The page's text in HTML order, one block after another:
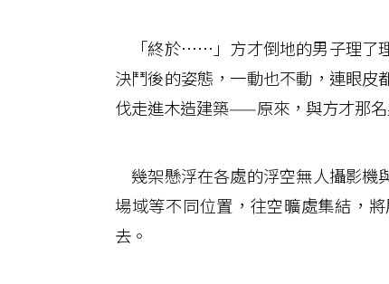
「終於……」方才倒地的男子理了
決鬥後的姿態，一動也不動，連眼皮
伐走進木造建築——原來，與方才那
幾架懸浮在各處的浮空無人攝影機
場域等不同位置，往空曠處集結，
去。